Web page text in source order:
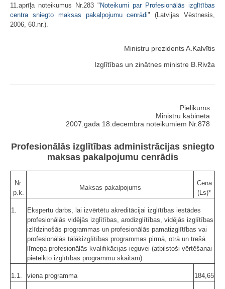
11.aprīļa noteikumus Nr.283 "Noteikumi par Profesionālās izglītības
centra sniegto maksas pakalpojumu cenrādi" (Latvijas Vēstnesis,
2006, 60.nr.).
Ministru prezidents A.Kalvītis
Izglītības un zinātnes ministre B.Rivža
Pielikums
Ministru kabineta
2007.gada 18.decembra noteikumiem Nr.878
Profesionālās izglītības administrācijas sniegto
maksas pakalpojumu cenrādis
Nr.
p.k.
Maksas pakalpojums
Cena
(Ls)*
1.
Ekspertu darbs, lai izvērtētu akreditācijai izglītības iestādes
profesionālās vidējās izglītības, arodizglītības, vidējās izglītības
izlīdzinošās programmas un profesionālās pamatizglītības vai
profesionālās tālākizglītības programmas pirmā, otrā un trešā
līmeņa profesionālās kvalifikācijas ieguvei (atbilstoši vērtēšanai
pieteikto izglītības programmu skaitam)
1.1. viena programma 184,65